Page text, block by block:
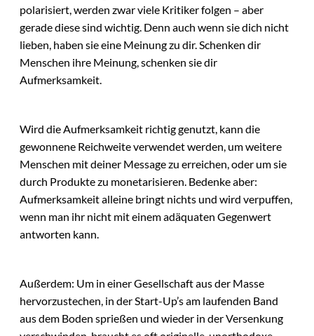
polarisiert, werden zwar viele Kritiker folgen – aber
gerade diese sind wichtig. Denn auch wenn sie dich nicht
lieben, haben sie eine Meinung zu dir. Schenken dir
Menschen ihre Meinung, schenken sie dir
Aufmerksamkeit.
Wird die Aufmerksamkeit richtig genutzt, kann die
gewonnene Reichweite verwendet werden, um weitere
Menschen mit deiner Message zu erreichen, oder um sie
durch Produkte zu monetarisieren. Bedenke aber:
Aufmerksamkeit alleine bringt nichts und wird verpuffen,
wenn man ihr nicht mit einem adäquaten Gegenwert
antworten kann.
Außerdem: Um in einer Gesellschaft aus der Masse
hervorzustechen, in der Start-Up’s am laufenden Band
aus dem Boden sprießen und wieder in der Versenkung